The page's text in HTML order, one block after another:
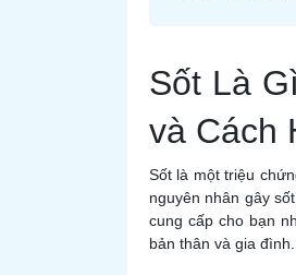
Sốt Là
và Cách
Sốt là một triệu
nguyên nhân gây
cung cấp cho bạn
bản thân và gia đình.